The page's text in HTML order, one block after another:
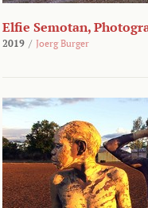
Elfie Semotan,
2019 / Joerg Burger